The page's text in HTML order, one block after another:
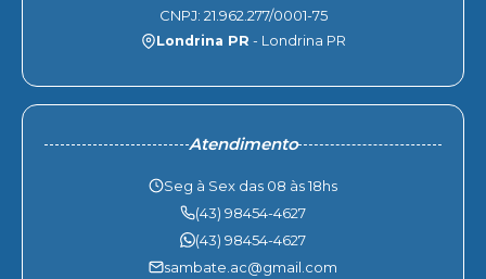
CNPJ: 21.962.277/0001-75
Londrina PR - Londrina PR
Atendimento
Seg à Sex das 08 às 18hs
(43) 98454-4627
(43) 98454-4627
sambate.ac@gmail.com